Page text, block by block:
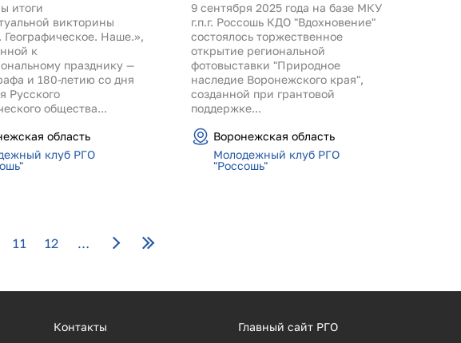
итоги
викторины
Географическое. Наше.»,
к
празднику —
и 180-летию со дня
Русского
общества...
область
клуб РГО
9 сентября 2025 года на базе МКУ
г.п.г. Россошь КДО "Вдохновение"
состоялось торжественное
открытие региональной
фотовыставки "Природное
наследие Воронежского края",
созданной при грантовой
поддержке...
Воронежская область
Молодежный клуб РГО
"Россошь"
11 12 …
Контакты
Главный сайт РГО